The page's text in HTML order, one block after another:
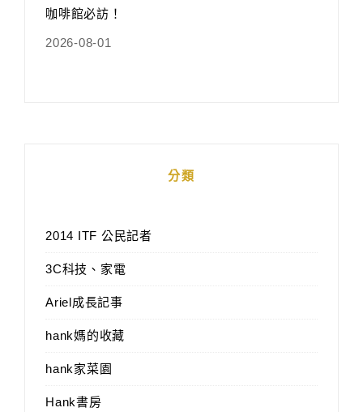
咖啡館必訪！
2026-08-01
分類
2014 ITF 公民記者
3C科技、家電
Ariel成長記事
hank媽的收藏
hank家菜園
Hank書房